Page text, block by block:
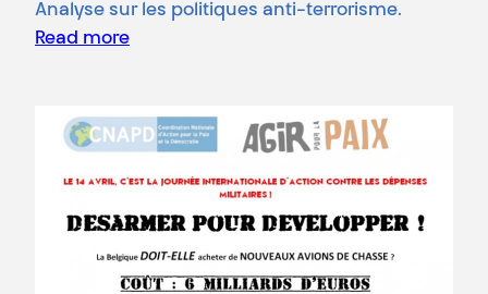
Analyse sur les politiques anti-terrorisme.
Read more